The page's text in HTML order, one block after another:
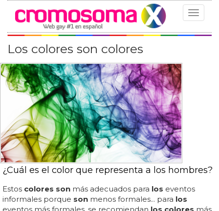
Toggle
Los colores son colores
¿Cuál es el color que representa a los hombres?
Estos colores son más adecuados para los eventos
informales porque son menos formales... para los